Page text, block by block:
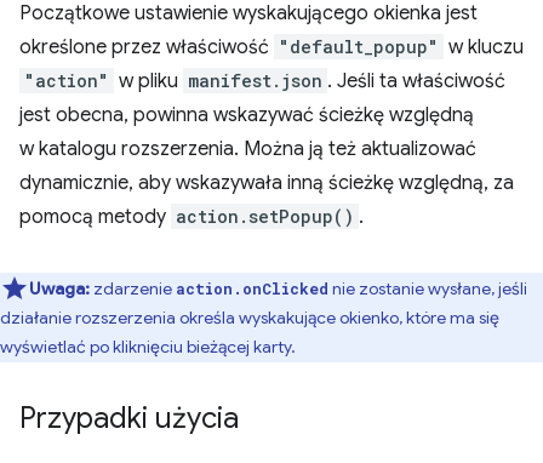
Początkowe ustawienie wyskakującego okienka jest
określone przez właściwość "default_popup" w kluczu
"action" w pliku manifest.json . Jeśli ta właściwość
jest obecna, powinna wskazywać ścieżkę względną
w katalogu rozszerzenia. Można ją też aktualizować
dynamicznie, aby wskazywała inną ścieżkę względną, za
pomocą metody action.setPopup() .
Uwaga: zdarzenie action.onClicked nie zostanie wysłane, jeśli
działanie rozszerzenia określa wyskakujące okienko, które ma się
wyświetlać po kliknięciu bieżącej karty.
Przypadki użycia